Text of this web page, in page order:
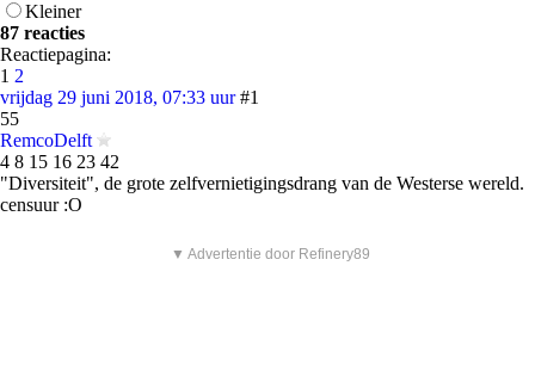
Kleiner
87 reacties
Reactiepagina:
1 2
vrijdag 29 juni 2018, 07:33 uur #1
55
RemcoDelft
4 8 15 16 23 42
"Diversiteit", de grote zelfvernietigingsdrang van de Westerse wereld.
censuur :O
▼ Advertentie door Refinery89